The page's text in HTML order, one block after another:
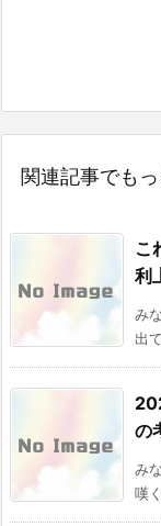
関連記事でもっ
こ
利
み
出
の
み
嘆